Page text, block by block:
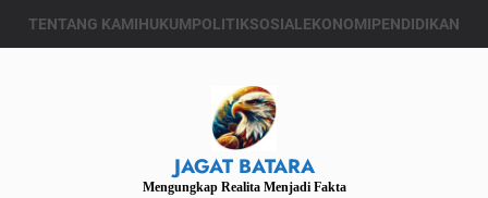
TENTANG KAMIHUKUMPOLITIKSOSIALEKONOMIPENDIDIKAN
JAGAT BATARA
Mengungkap Realita Menjadi Fakta